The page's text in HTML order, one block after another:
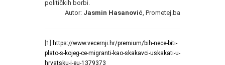
političkih borbi.
Autor: Jasmin Hasanović , Prometej.ba
[1]
https://www.vecernji.hr/premium/bih-nece-biti-
plato-s-kojeg-ce-migranti-kao-skakavci-uskakati-u-
hrvatsku-i-eu-1379373